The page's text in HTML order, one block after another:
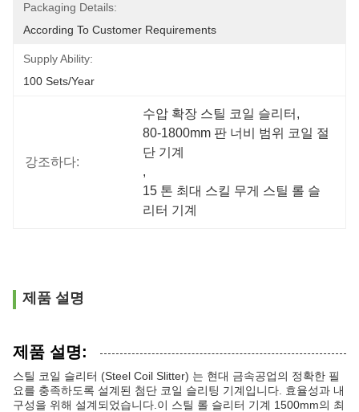
Packaging Details:
According To Customer Requirements
Supply Ability:
100 Sets/year
강조하다:
수압 확장 스틸 코일 슬리터 ,
80-1800mm 판 너비 범위 코일 절
단 기계
,
15 톤 최대 스킬 무게 스틸 롤 슬
리터 기계
제품 설명
제품 설명:
스틸 코일 슬리터 (Steel Coil Slitter) 는 현대 금속공업의 정확한 필
요를 충족하도록 설계된 첨단 코일 슬리팅 기계입니다. 효율성과 내
구성을 위해 설계되었습니다.이 스틸 롤 슬리터 기계 1500mm의 최